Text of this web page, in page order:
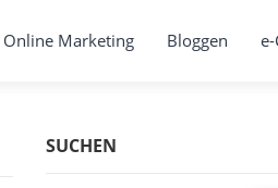
Online Marketing Bloggen
SUCHEN